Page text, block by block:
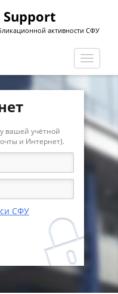
Support
активности СФУ
вашей учётной
и Интернет).
СФУ